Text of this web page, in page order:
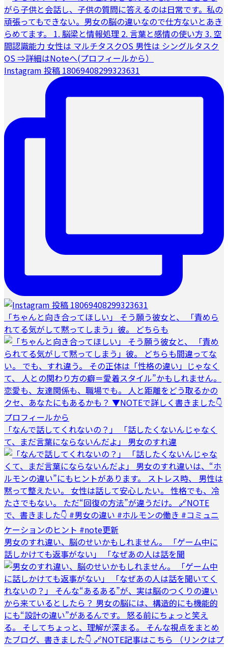
Instagram 投稿 18069408299323631
「ちゃんと向き合ってほしい」 そう願う彼女と、 「責めら
れてる気がして黙ってしまう」彼。 どちらも
「なんで話してくれないの？」 「話したくないんじゃなく
て、まだ言葉にならないんだよ」 男女のすれ違
男女のすれ違い、脳のせいかもしれません。 「ゲーム中に
話しかけても返事がない」 「なぜあの人は話を聞